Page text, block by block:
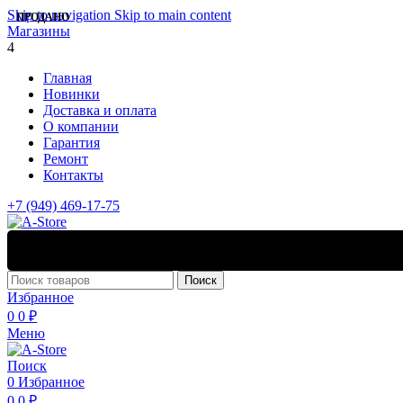
Skip to navigation Skip to main content
Магазины
4
Главная
Новинки
Доставка и оплата
О компании
Гарантия
Ремонт
Контакты
+7 (949) 469-17-75
Поиск
Избранное
0 0 ₽
Меню
Поиск
0 Избранное
ПРОДАНО